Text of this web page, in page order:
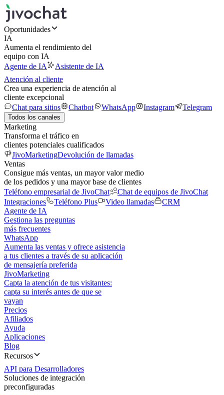
Oportunidades
IA
Aumenta el rendimiento del
equipo con IA
Agente de IA
Asistente de IA
Atención al cliente
Crea una experiencia de atención al
cliente excepcional
Chat para sitios
Chatbot WhatsApp Instagram Telegram
Todos los canales
Marketing
Transforma el tráfico en
clientes potenciales cualificados
JivoMarketingDevolución de llamadas
Ventas
Consigue más ventas, un mayor valor medio
de los pedidos y una mayor base de clientes
Teléfono empresarial de JivoChat
Chat de equipos de JivoChat
Integraciones
Teléfono Plus Video llamadas
CRM
Agente de IA
Gestiona las preguntas
más frecuentes
WhatsApp
Aumenta las ventas y ofrece asistencia
a tus clientes a través de su aplicación
de mensajería preferida
JivoMarketing
Capta la atención de tus visitantes:
capta su interés antes de que se
vayan
Precios
Afiliados
Ayuda
Aplicaciones
Blog
Recursos
API para Desarrolladores
Soluciones de integración
preconfiguradas